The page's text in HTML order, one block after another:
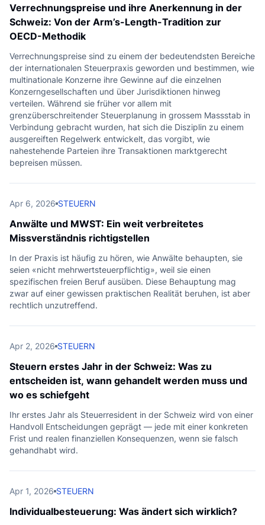
e
Verrechnungspreise und ihre Anerkennung in der
Schweiz: Von der Arm’s-Length-Tradition zur
OECD-Methodik
Verrechnungspreise sind zu einem der bedeutendsten Bereiche
der internationalen Steuerpraxis geworden und bestimmen, wie
multinationale Konzerne ihre Gewinne auf die einzelnen
Konzerngesellschaften und über Jurisdiktionen hinweg
verteilen. Während sie früher vor allem mit
grenzüberschreitender Steuerplanung in grossem Massstab in
Verbindung gebracht wurden, hat sich die Disziplin zu einem
ausgereiften Regelwerk entwickelt, das vorgibt, wie
nahestehende Parteien ihre Transaktionen marktgerecht
bepreisen müssen.
Apr 6, 2026 STEUERN
Anwälte und MWST: Ein weit verbreitetes
Missverständnis richtigstellen
In der Praxis ist häufig zu hören, wie Anwälte behaupten, sie
seien «nicht mehrwertsteuerpflichtig», weil sie einen
spezifischen freien Beruf ausüben. Diese Behauptung mag
zwar auf einer gewissen praktischen Realität beruhen, ist aber
rechtlich unzutreffend.
Apr 2, 2026 STEUERN
Steuern erstes Jahr in der Schweiz: Was zu
entscheiden ist, wann gehandelt werden muss und
wo es schiefgeht
Ihr erstes Jahr als Steuerresident in der Schweiz wird von einer
Handvoll Entscheidungen geprägt — jede mit einer konkreten
Frist und realen finanziellen Konsequenzen, wenn sie falsch
gehandhabt wird.
Apr 1, 2026 STEUERN
Individualbesteuerung: Was ändert sich wirklich?